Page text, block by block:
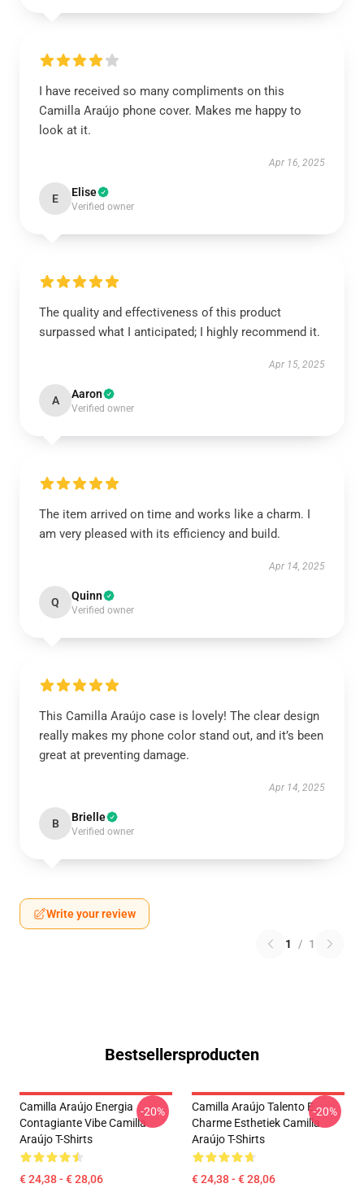
I have received so many compliments on this
Camilla Araújo phone cover. Makes me happy to
look at it.
Apr 16, 2025
E Elise
Verified owner
The quality and effectiveness of this product
surpassed what I anticipated; I highly recommend it.
Apr 15, 2025
A Aaron
Verified owner
The item arrived on time and works like a charm. I
am very pleased with its efficiency and build.
Apr 14, 2025
Q Quinn
Verified owner
This Camilla Araújo case is lovely! The clear design
really makes my phone color stand out, and it’s been
great at preventing damage.
Apr 14, 2025
B Brielle
Verified owner
Write your review
1 / 1
Bestsellersproducten
Camilla Araújo Energia
Contagiante Vibe Camilla
Araújo T-Shirts
€ 24,38 - € 28,06
-20%
Camilla Araújo Talento E
Charme Esthetiek Camilla
Araújo T-Shirts
€ 24,38 - € 28,06
-20%